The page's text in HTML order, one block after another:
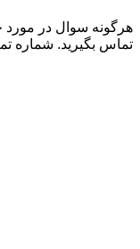
هرگونه سوال در مورد
تماس بگیرید. شماره